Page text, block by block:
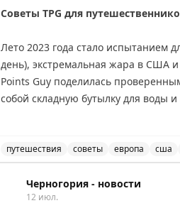
Советы TPG для
Лето 2023 года стало испытанием
день), экстремальная жара в США
Points Guy поделилась
собой складную бутылку для воды
эффективные помощники. Перед
если жара невыносима, можно
Andrew Kunesh
путешествия советы европа сша
Черногория - новости
12 июл.